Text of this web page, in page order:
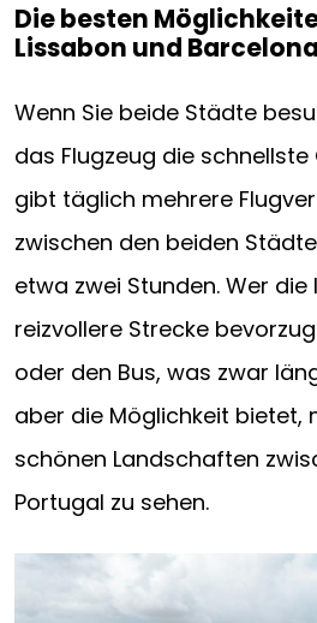
Die besten
Lissabon und
Wenn Sie beide Städte
das Flugzeug die schnellste
gibt täglich mehrere
zwischen den beiden
etwa zwei Stunden. Wer
reizvollere Strecke
oder den Bus, was zwar
aber die Möglichkeit bietet,
schönen Landschaften
Portugal zu sehen.